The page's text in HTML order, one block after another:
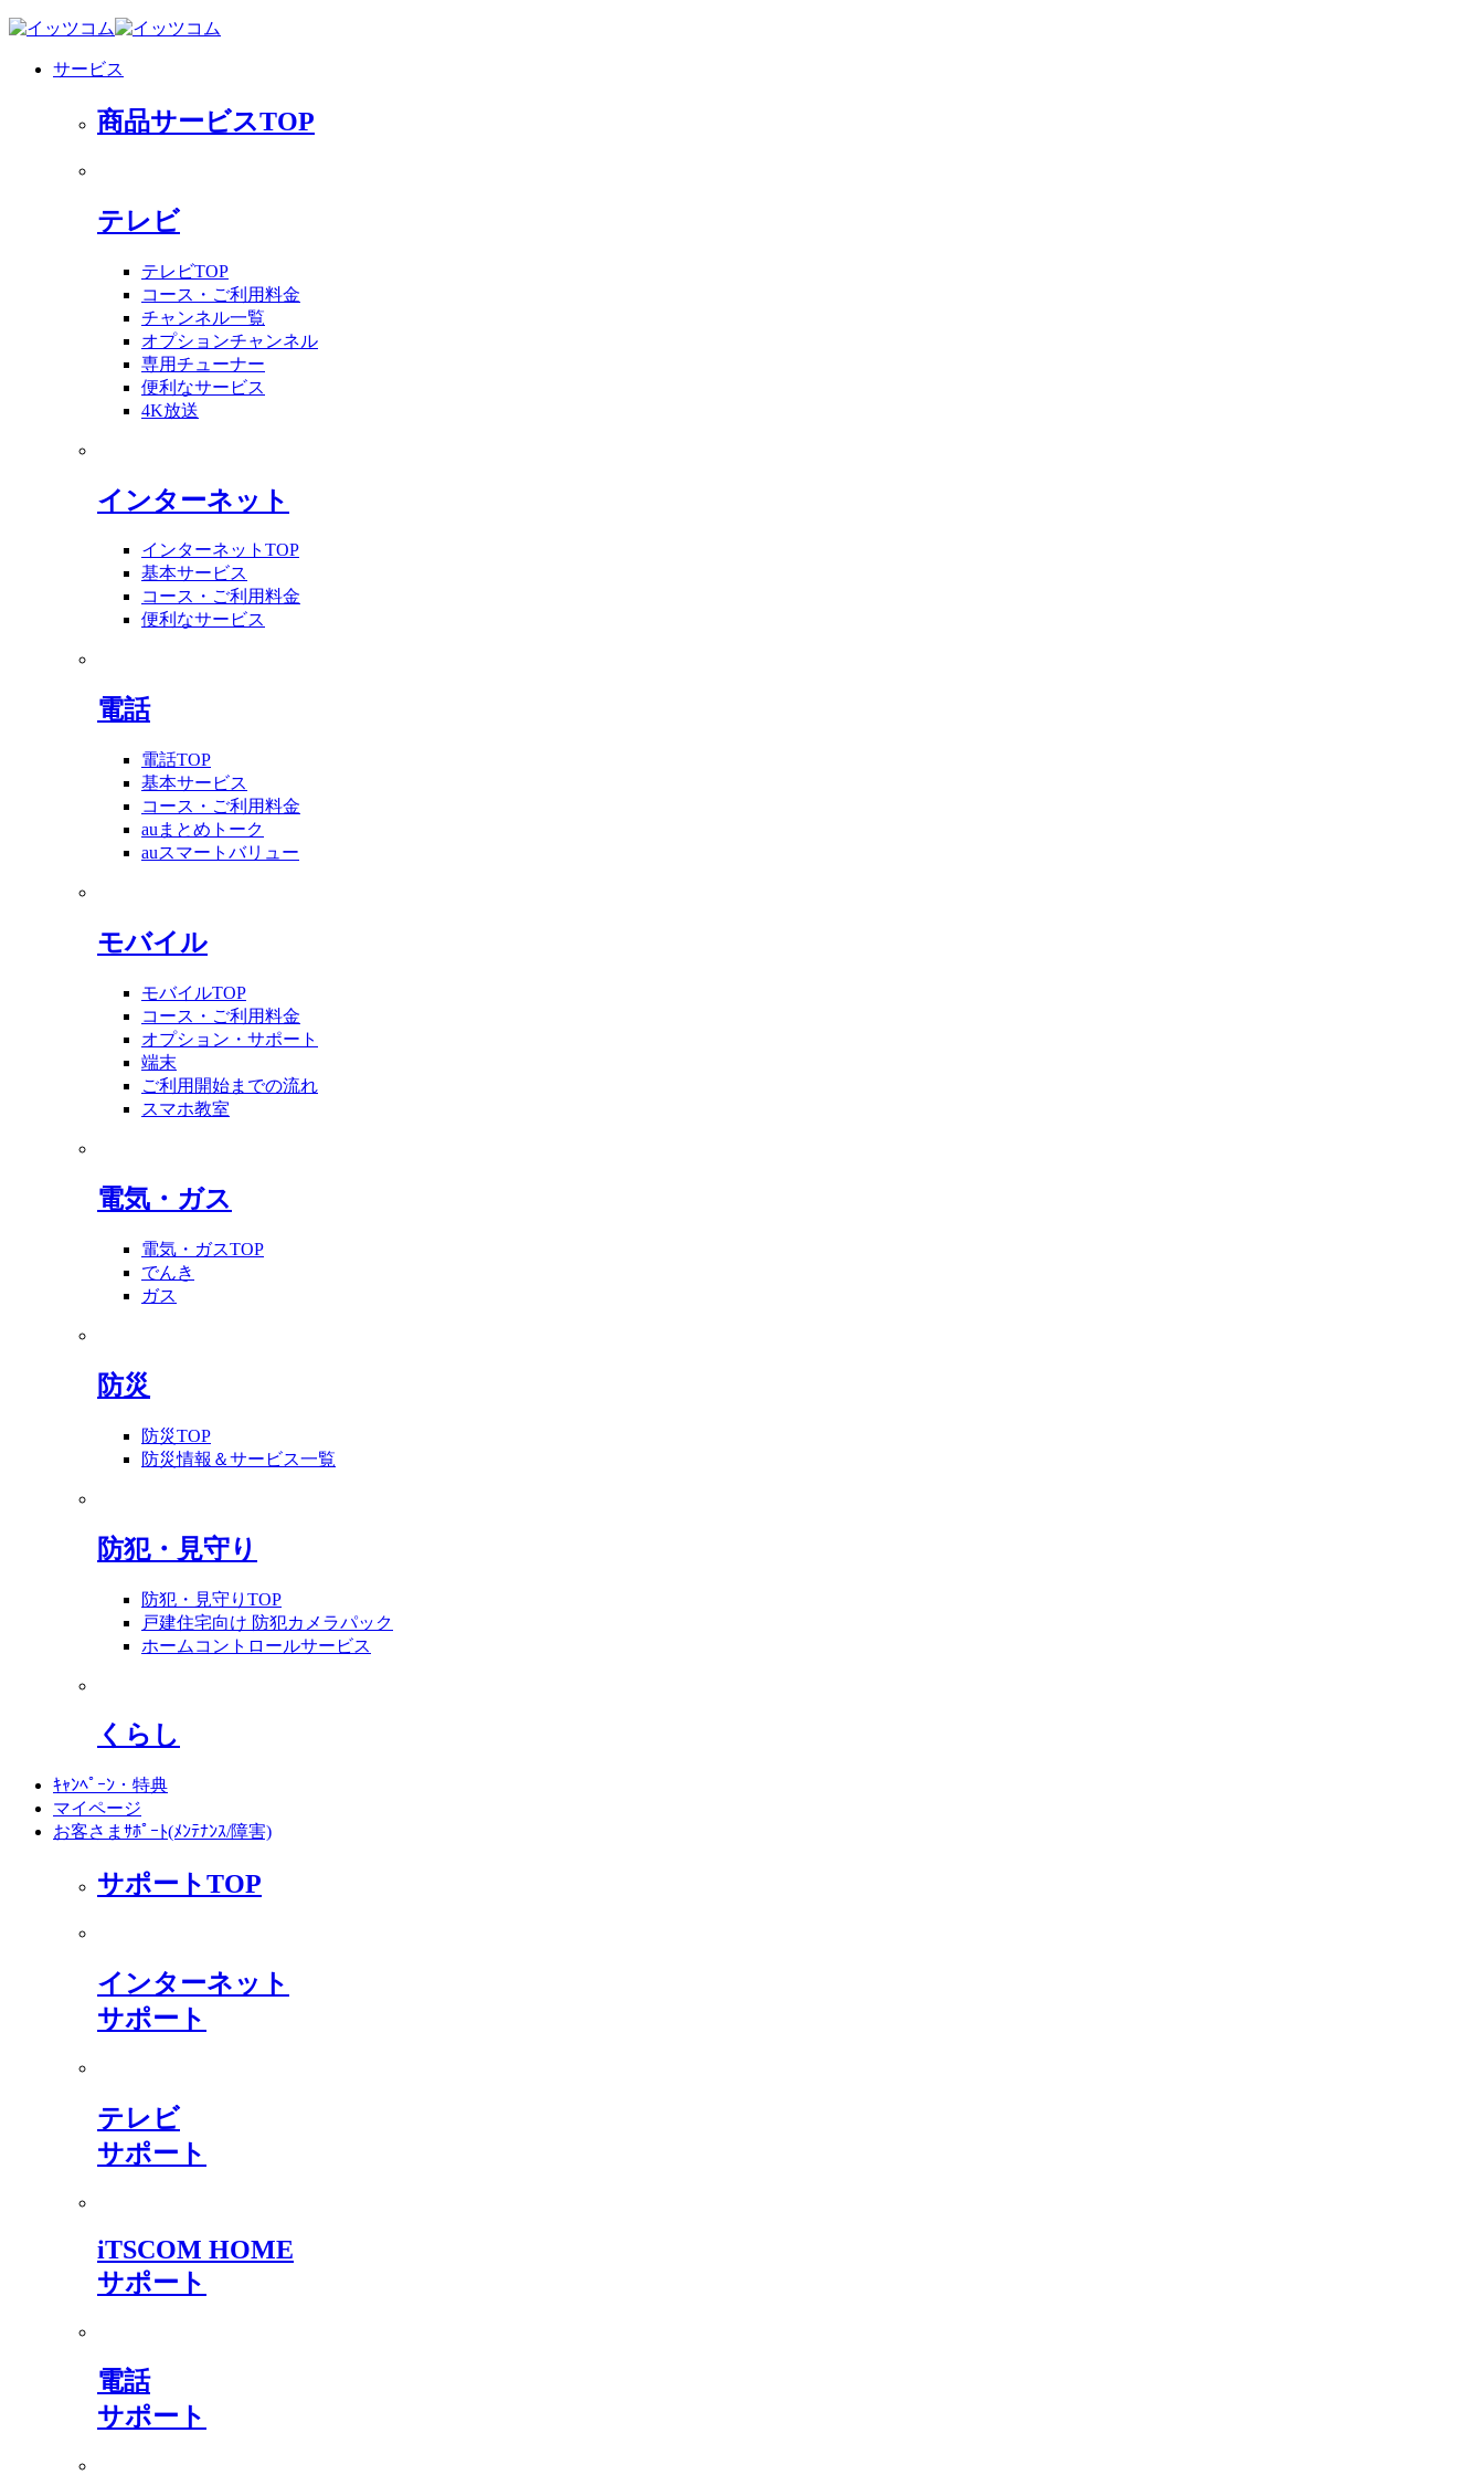
サービス
商品サービスTOP
テレビ
テレビTOP
コース・ご利用料金
チャンネル一覧
オプションチャンネル
専用チューナー
便利なサービス
4K放送
インターネット
インターネットTOP
基本サービス
コース・ご利用料金
便利なサービス
電話
電話TOP
基本サービス
コース・ご利用料金
auまとめトーク
auスマートバリュー
モバイル
モバイルTOP
コース・ご利用料金
オプション・サポート
端末
ご利用開始までの流れ
スマホ教室
電気・ガス
電気・ガスTOP
でんき
ガス
防災
防災TOP
防災情報＆サービス一覧
防犯・見守り
防犯・見守りTOP
戸建住宅向け 防犯カメラパック
ホームコントロールサービス
くらし
ｷｬﾝﾍﾟｰﾝ・特典
マイページ
お客さまｻﾎﾟｰﾄ(ﾒﾝﾃﾅﾝｽ/障害)
サポートTOP
インターネット
サポート
テレビ
サポート
iTSCOM HOME
サポート
電話
サポート